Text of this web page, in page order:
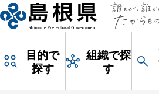
目的で
探す
組織で探
す